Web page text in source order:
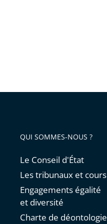
QUI SOMMES-NOUS ?
Le Conseil d'État
Les tribunaux et cours
Engagements égalité
et diversité
Charte de déontologie